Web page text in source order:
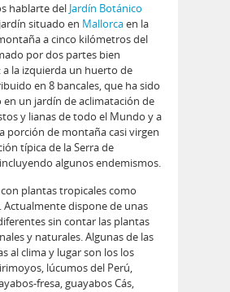
hablarte del Jardín Botánico
situado en Mallorcaen la
a cinco kilómetros del
por dos partes bien
a la izquierda un huerto de
en 8 bancales, que ha sido
un jardín de aclimatación de
y lianas de todo el Mundo y a
porción de montaña casi virgen
típica de la Serra de
algunos endemismos.
plantas tropicales como
Actualmente dispone de unas
sin contar las plantas
y naturales. Algunas de las
al clima y lugar son los los
lúcumos del Perú,
fresa, guayabos Cás,